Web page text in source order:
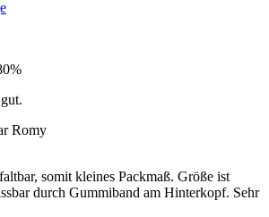
Romy
somit kleines Packmaß. Größe ist
durch Gummiband am Hinterkopf. Sehr